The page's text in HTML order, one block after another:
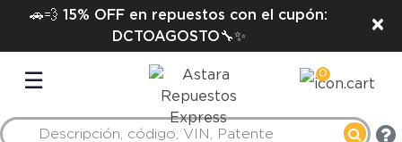
🚗💨 15% OFF en repuestos con el cupón:
DCTOAGOSTO🔧✨
×
☰ 0